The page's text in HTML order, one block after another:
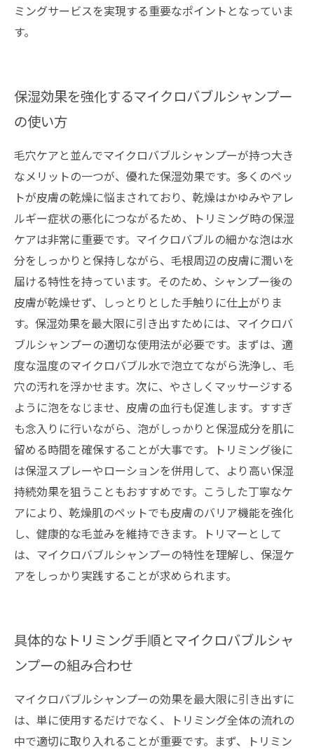
ミングサービスを実現する重要なポイントとなっていま
す。
保湿効果を強化するマイクロバブルシャンプー
の使い方
毛穴ケアと並んでマイクロバブルシャンプーが持つ大き
なメリットの一つが、優れた保湿効果です。多くのペッ
トが皮膚の乾燥に悩まされており、乾燥はかゆみやアレ
ルギー症状の悪化につながるため、トリミング時の保湿
ケアは非常に重要です。マイクロバブルの細かな泡は水
分をしっかりと保持しながら、毛根周辺の皮膚に潤いを
届ける特性を持っています。そのため、シャンプー後の
皮膚が乾燥せず、しっとりとした手触りに仕上がりま
す。保湿効果を最大限に引き出すためには、マイクロバ
ブルシャンプーの適切な使用法が必要です。まずは、適
度な温度のマイクロバブル水で泡立てながら洗浄し、毛
穴の汚れを浮かせます。次に、やさしくマッサージする
ように泡をなじませ、皮膚の血行も促進します。すすぎ
も念入りに行いながら、泡がしっかりと保湿成分を肌に
留める時間を確保することが大事です。トリミング後に
は保湿スプレーやローションを併用して、より高い保湿
持続効果を狙うこともおすすめです。こうした丁寧なケ
アにより、乾燥肌のペットでも皮膚のバリア機能を強化
し、健康的な毛並みを維持できます。トリマーとして
は、マイクロバブルシャンプーの特性を理解し、保湿ケ
アをしっかり実践することが求められます。
具体的なトリミング手順とマイクロバブルシャ
ンプーの組み合わせ
マイクロバブルシャンプーの効果を最大限に引き出すに
は、単に使用するだけでなく、トリミング全体の流れの
中で適切に取り入れることが重要です。まず、トリミン